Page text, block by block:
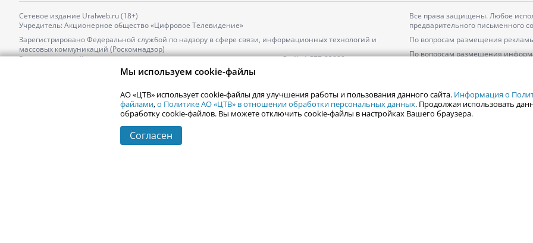
Сетевое издание Uralweb.ru (18+)
Учредитель: Акционерное общество «Цифровое Телевидение»
Зарегистрировано Федеральной службой по надзору в сфере связи, информационных технологий и
массовых коммуникаций (Роскомнадзор)
Регистрационный номер и дата принятия решения о регистрации: серияЭл № ФС77-82000
+7 (912) 244-87-87,
Электронный адрес редакции:news@uralweb.ru
Все права защищены. Любое
предварительного письменного
По вопросам размещения
По вопросам размещения
Екатеринбург
Мы используем cookie-файлы
АО «ЦТВ» использует cookie-файлы для улучшения работы и пользования данного сайта. Информация о
файлами,о Политике АО «ЦТВ» в отношении обработки персональных данных. Продолжая использовать
обработку cookie-файлов. Вы можете отключить cookie-файлы в настройках Вашего браузера.
Согласен